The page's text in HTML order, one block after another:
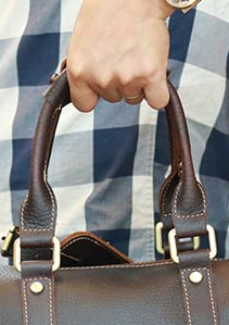
Laptop 15-16″ inch
da thật
chéo nam
Nam
– Ví mini kẹp tiền